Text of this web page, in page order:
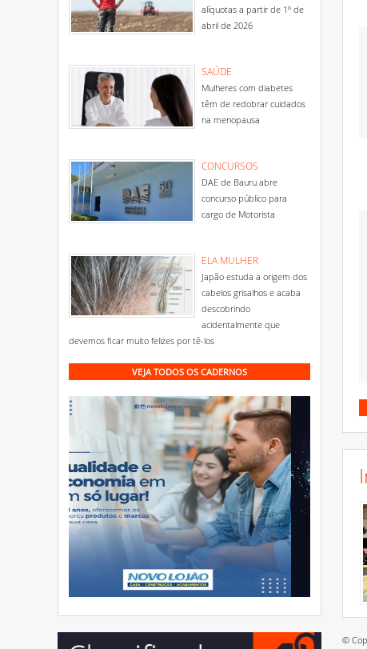
alíquotas a partir de 1º de
abril de 2026
SAÚDE
Mulheres com diabetes
têm de redobrar cuidados
na menopausa
CONCURSOS
DAE de Bauru abre
concurso público para
cargo de Motorista
ELA MULHER
Japão estuda a origem dos
cabelos grisalhos e acaba
descobrindo
acidentalmente que
devemos ficar muito felizes por tê-los
VEJA TODOS OS CADERNOS
©